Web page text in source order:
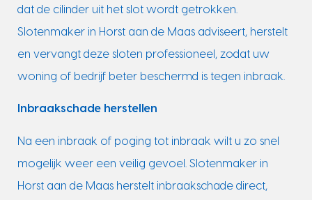
dat de cilinder uit het slot wordt getrokken.
Slotenmaker in Horst aan de Maas adviseert, herstelt
en vervangt deze sloten professioneel, zodat uw
woning of bedrijf beter beschermd is tegen inbraak.
Inbraakschade herstellen
Na een inbraak of poging tot inbraak wilt u zo snel
mogelijk weer een veilig gevoel. Slotenmaker in
Horst aan de Maas herstelt inbraakschade direct,